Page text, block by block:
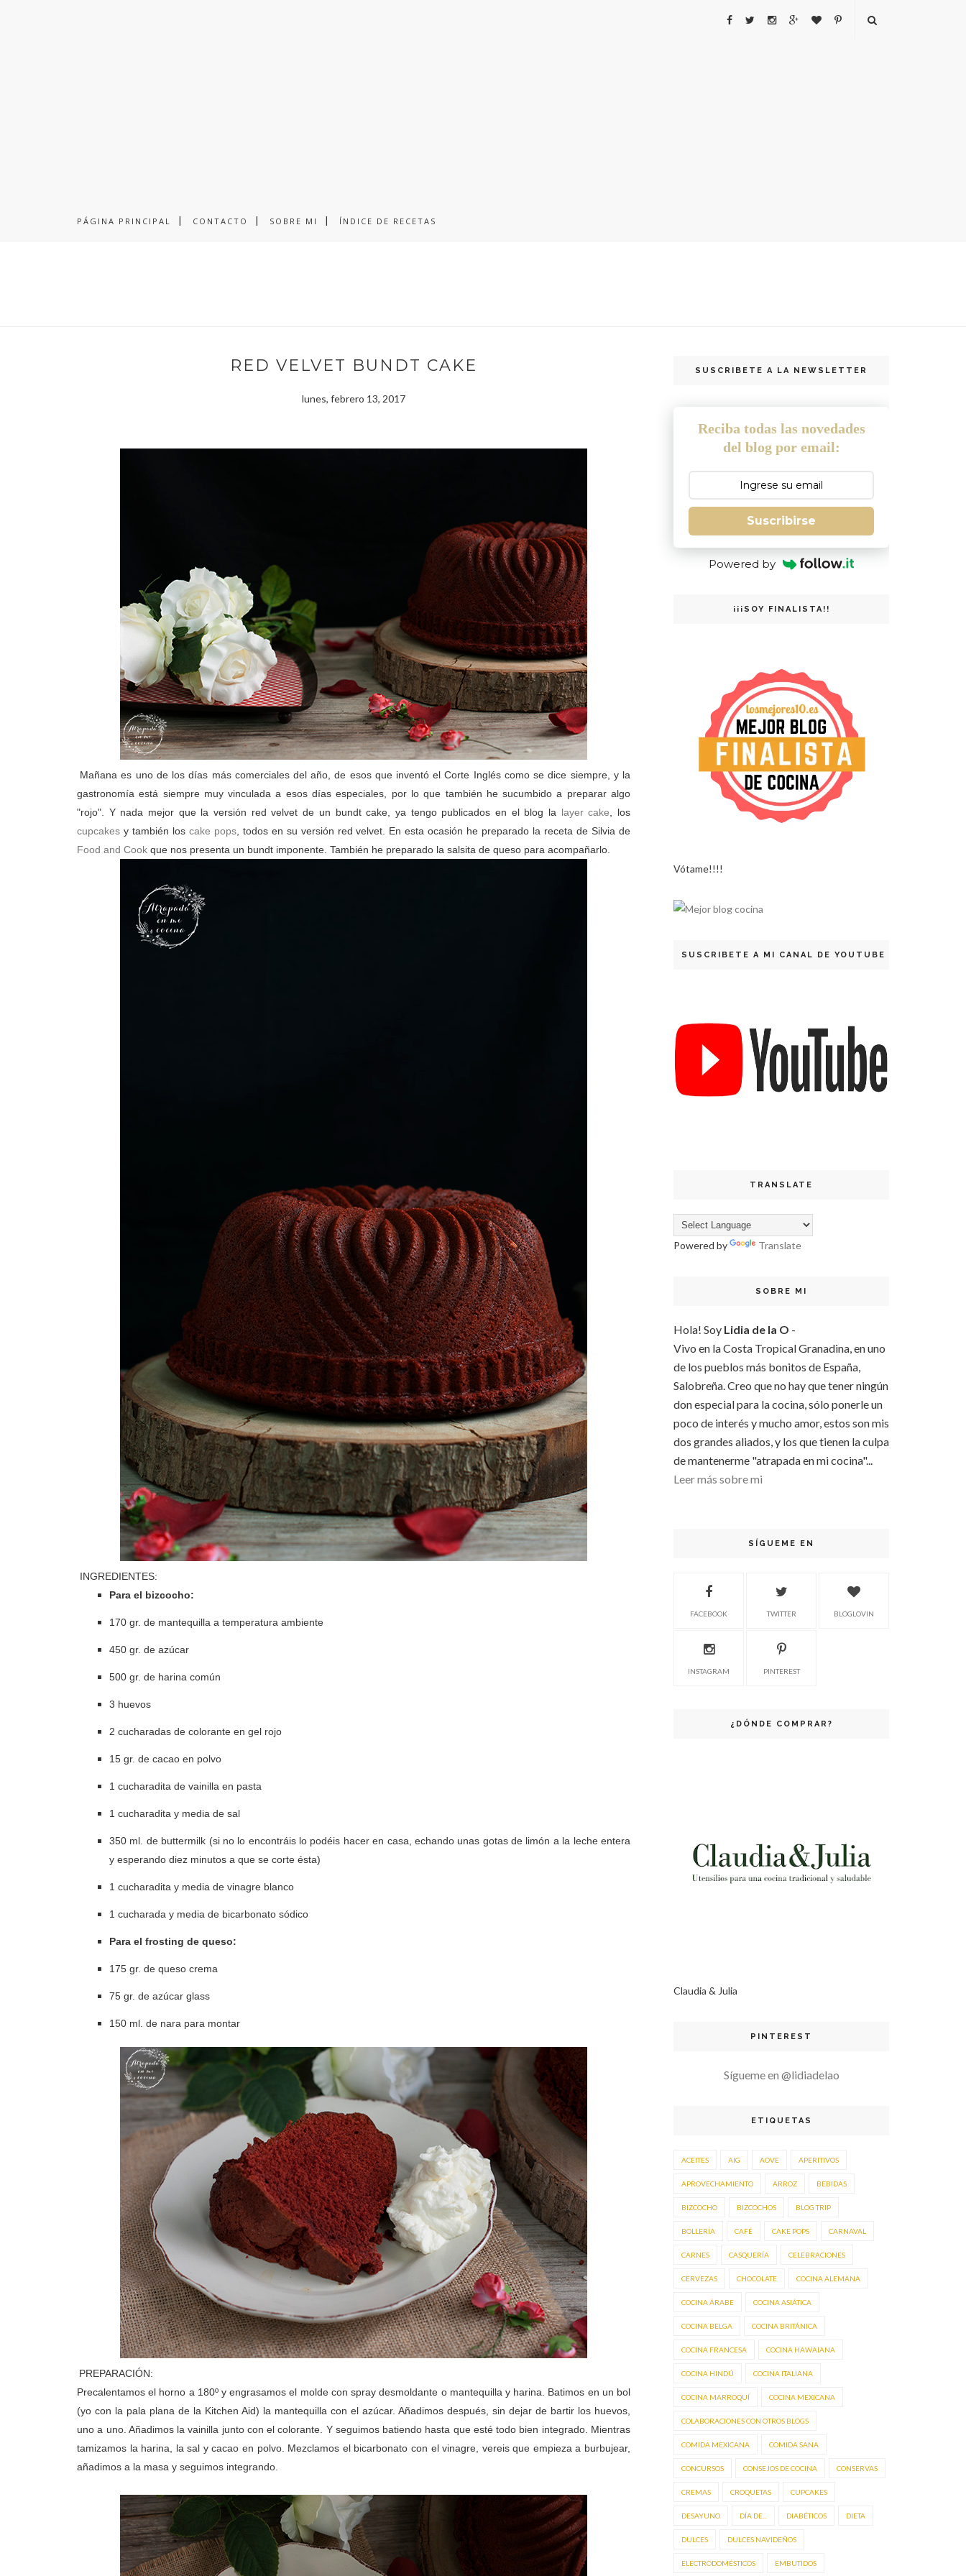
PÁGINA PRINCIPAL CONTACTO SOBRE MI ÍNDICE DE RECETAS
RED VELVET BUNDT CAKE
lunes, febrero 13, 2017
Mañana es uno de los días más comerciales del año, de esos que inventó el Corte Inglés como se dice siempre, y la
gastronomía está siempre muy vinculada a esos días especiales, por lo que también he sucumbido a preparar algo
"rojo". Y nada mejor que la versión red velvet de un bundt cake, ya tengo publicados en el blog la layer cake , los
cupcakes y también los cake pops, todos en su versión red velvet. En esta ocasión he preparado la receta de Silvia de
Food and Cook que nos presenta un bundt imponente. También he preparado la salsita de queso para acompañarlo.
INGREDIENTES:
Para el bizcocho:
170 gr. de mantequilla a temperatura ambiente
450 gr. de azúcar
500 gr. de harina común
3 huevos
2 cucharadas de colorante en gel rojo
15 gr. de cacao en polvo
1 cucharadita de vainilla en pasta
1 cucharadita y media de sal
350 ml. de buttermilk (si no lo encontráis lo podéis hacer en casa, echando unas gotas de limón a la leche entera
y esperando diez minutos a que se corte ésta)
1 cucharadita y media de vinagre blanco
1 cucharada y media de bicarbonato sódico
Para el frosting de queso:
175 gr. de queso crema
75 gr. de azúcar glass
150 ml. de nara para montar
PREPARACIÓN:
Precalentamos el horno a 180º y engrasamos el molde con spray desmoldante o mantequilla y harina. Batimos en un bol
(yo con la pala plana de la Kitchen Aid) la mantequilla con el azúcar. Añadimos después, sin dejar de bartir los huevos,
uno a uno. Añadimos la vainilla junto con el colorante. Y seguimos batiendo hasta que esté todo bien integrado. Mientras
tamizamos la harina, la sal y cacao en polvo. Mezclamos el bicarbonato con el vinagre, vereis que empieza a burbujear,
añadimos a la masa y seguimos integrando.
SUSCRIBETE A LA NEWSLETTER
Reciba todas las novedades
del blog por email:
Suscribirse
Powered by
¡¡¡SOY FINALISTA!!
Vótame!!!!
SUSCRIBETE A MI CANAL DE YOUTUBE
TRANSLATE
Powered by Translate
SOBRE MI
Hola! Soy Lidia de la O -
Vivo en la Costa Tropical Granadina, en uno
de los pueblos más bonitos de España,
Salobreña. Creo que no hay que tener ningún
don especial para la cocina, sólo ponerle un
poco de interés y mucho amor, estos son mis
dos grandes aliados, y los que tienen la culpa
de mantenerme "atrapada en mi cocina"...
Leer más sobre mi
SÍGUEME EN
FACEBOOK TWITTER BLOGLOVIN
INSTAGRAM PINTEREST
¿DÓNDE COMPRAR?
Claudia & Julia
PINTEREST
Sígueme en @lidiadelao
ETIQUETAS
ACEITES AIG AOVE APERITIVOS
APROVECHAMIENTO ARROZ BEBIDAS
BIZCOCHO BIZCOCHOS BLOG TRIP
BOLLERÍA CAFÉ CAKE POPS CARNAVAL
CARNES CASQUERÍA CELEBRACIONES
CERVEZAS CHOCOLATE COCINA ALEMANA
COCINA ÁRABE COCINA ASIÁTICA
COCINA BELGA COCINA BRITÁNICA
COCINA FRANCESA COCINA HAWAIANA
COCINA HINDÚ COCINA ITALIANA
COCINA MARROQUÍ COCINA MEXICANA
COLABORACIONES CON OTROS BLOGS
COMIDA MEXICANA COMIDA SANA
CONCURSOS CONSEJOS DE COCINA CONSERVAS
CREMAS CROQUETAS CUPCAKES
DESAYUNO DÍA DE... DIABÉTICOS DIETA
DULCES DULCES NAVIDEÑOS
ELECTRODOMÉSTICOS EMBUTIDOS